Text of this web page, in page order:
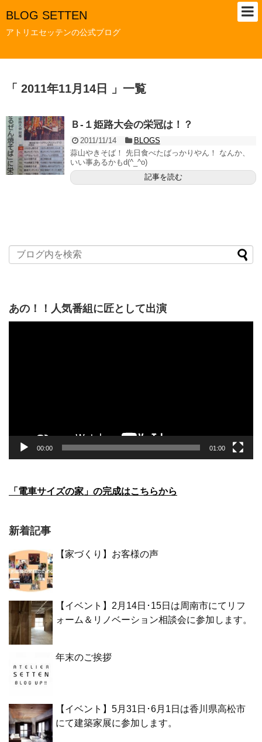
BLOG SETTEN
アトリエセッテンの公式ブログ
「 2011年11月14日 」一覧
Ｂ-１姫路大会の栄冠は！？
2011/11/14
BLOGS
蒜山やきそば！ 先日食べたばっかりやん！ なんか、
いい事あるかもd(^_^o)
記事を読む
あの！！人気番組に匠として出演
00:00 01:00
「電車サイズの家」の完成はこちらから
新着記事
【家づくり】お客様の声
【イベント】2月14日･15日は周南市にてリフ
ォーム＆リノベーション相談会に参加します。
年末のご挨拶
【イベント】5月31日･6月1日は香川県高松市
にて建築家展に参加します。